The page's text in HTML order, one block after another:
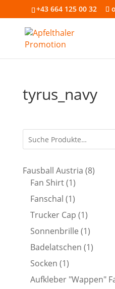
+43 664 125 00 32
tyrus_navy
Fausball Austria 88
Fan Shirt 11
Produkt
Fanschal 11
Produkt
Trucker Cap 11
Produkt
Sonnenbrille 11
Produkt
Badelatschen 11
Socken 11
Produkt
Aufkleber "Wappen"